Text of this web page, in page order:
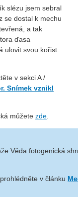
slézu jsem sebral
se dostal k mechu
a tak
ďasa
ulovit svou kořist.
v sekci A /
Snímek vznikl
můžete zde
Věda fotogenická
v článku